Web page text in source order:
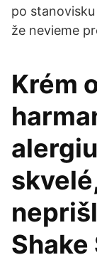
po
že nevieme
Krém
Shake